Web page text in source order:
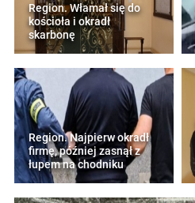
Region. Włamał się do
kościoła i okradł
skarbonę
Region. Najpierw okradł
firmę, później zasnął z
łupem na chodniku